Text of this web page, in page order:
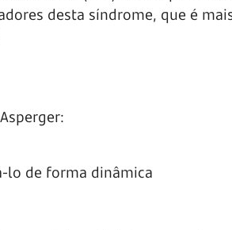
desta síndrome, que é
lo de forma dinâmica